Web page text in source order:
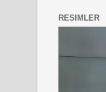
RESIMLER